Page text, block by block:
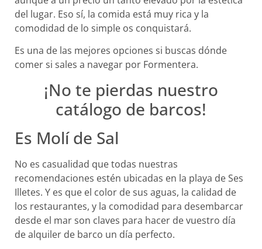
del lugar. Eso sí, la comida está muy rica y la
comodidad de lo simple os conquistará.
Es una de las mejores opciones si buscas dónde
comer si sales a navegar por Formentera.
¡No te pierdas nuestro
catálogo de barcos!
Es Molí de Sal
No es casualidad que todas nuestras
recomendaciones estén ubicadas en la playa de Ses
Illetes. Y es que el color de sus aguas, la calidad de
los restaurantes, y la comodidad para desembarcar
desde el mar son claves para hacer de vuestro día
de alquiler de barco un día perfecto.